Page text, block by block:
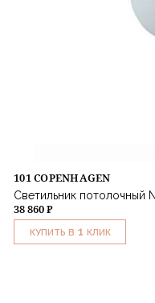
101 COPENHAGEN
Светильник потолочный
38 860 ₽
КУПИТЬ В 1 КЛИК